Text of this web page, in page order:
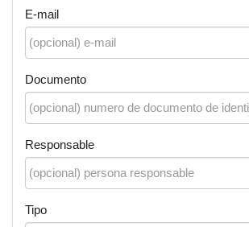
E-mail
Documento
Responsable
Tipo